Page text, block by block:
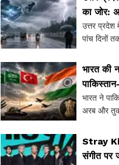
का जोर:
भारी
उत्तर
पांच दिनों
दक्षिणी
7 अगस्त को
कुछ स्थानों
भारत की
रक्षा
इसका
भारत ने
अरब और
बनाए रखने
इस समझौते
किसी एक देश
Stray
संगीत पर